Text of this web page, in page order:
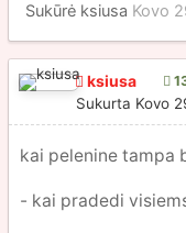
Sukūrė ksiusa Kovo
ksiusa
Sukurta Kovo
kai pelenine tampa
- kai pradedi